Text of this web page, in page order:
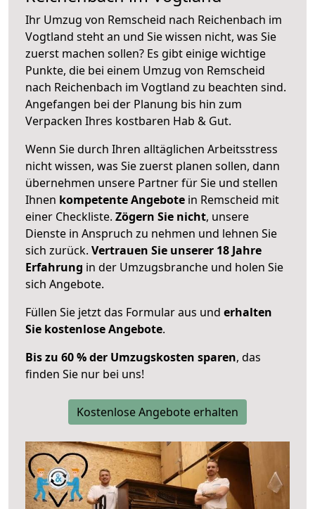
Ihr Umzug von Remscheid nach Reichenbach im
Vogtland steht an und Sie wissen nicht, was Sie
zuerst machen sollen? Es gibt einige wichtige
Punkte, die bei einem Umzug von Remscheid
nach Reichenbach im Vogtland zu beachten sind.
Angefangen bei der Planung bis hin zum
Verpacken Ihres kostbaren Hab & Gut.
Wenn Sie durch Ihren alltäglichen Arbeitsstress
nicht wissen, was Sie zuerst planen sollen, dann
übernehmen unsere Partner für Sie und stellen
Ihnen kompetente Angebote in Remscheid mit
einer Checkliste. Zögern Sie nicht, unsere
Dienste in Anspruch zu nehmen und lehnen Sie
sich zurück. Vertrauen Sie unserer 18 Jahre
Erfahrung in der Umzugsbranche und holen Sie
sich Angebote.
Füllen Sie jetzt das Formular aus und erhalten
Sie kostenlose Angebote.
Bis zu 60 % der Umzugskosten sparen, das
finden Sie nur bei uns!
Kostenlose Angebote erhalten